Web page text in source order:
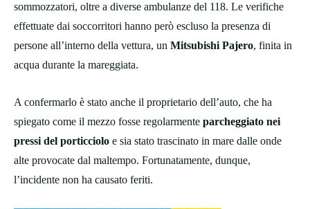
sommozzatori, oltre a diverse ambulanze del 118. Le verifiche
effettuate dai soccorritori hanno però escluso la presenza di
persone all’interno della vettura, un Mitsubishi Pajero, finita in
acqua durante la mareggiata.
A confermarlo è stato anche il proprietario dell’auto, che ha
spiegato come il mezzo fosse regolarmente parcheggiato nei
pressi del porticciolo e sia stato trascinato in mare dalle onde
alte provocate dal maltempo. Fortunatamente, dunque,
l’incidente non ha causato feriti.